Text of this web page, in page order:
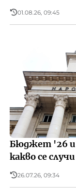
01.08.26, 09:45
Бюджет '26 и
какво се
26.07.26, 09:34